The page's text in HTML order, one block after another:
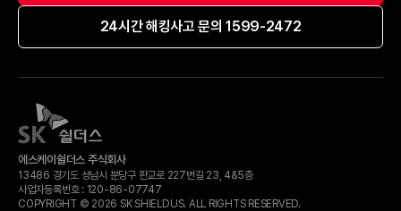
24시간 해킹사고 문의 1599-2472
에스케이쉴더스 주식회사
13486 경기도 성남시 분당구 판교로 227번길 23, 4&5층
사업자등록번호 : 120-​86-​07747
COPYRIGHT © 2026 SK SHIELDUS. ALL RIGHTS RESERVED.